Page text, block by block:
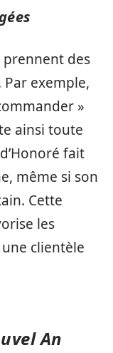
des
exemple,
»
ainsi toute
fait
même si son
Cette
les
clientèle
An